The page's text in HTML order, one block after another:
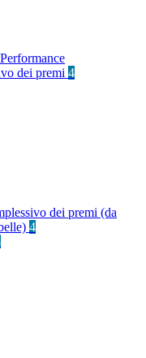
dei premi 4
dei premi (da
4